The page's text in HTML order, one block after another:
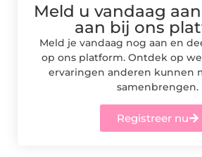
Meld u vandaag
aan bij ons
Meld je vandaag nog aan en
op ons platform. Ontdek op
ervaringen anderen kunnen
samenbrengen.
Registreer nu